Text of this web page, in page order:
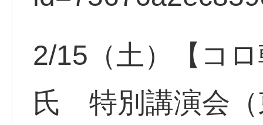
2/15（土）【コ
氏 特別講演会（